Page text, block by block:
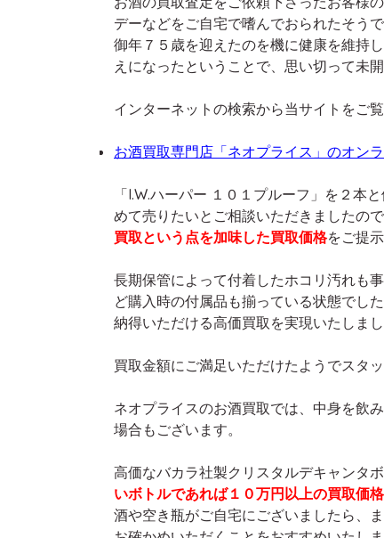
デーなどをご自宅で嗜んでおられたそう
御年７５歳を迎えたのを機に健康を維持
えになったということで、思い切って未
インターネットの検索から当サイトをご
お酒買取専門店「ネオプライス」のオン
「I.W.ハーパー １０１プルーフ」を２本
めて売りたいとご相談いただきましたの
買取という点を加味した買取価格をご提
長期保管によって付着したホコリ汚れも
ど購入時の付属品も揃っている状態でし
納得いただける高価買取を実現いたしまし
買取金額にご満足いただけたようでスタ
ネオプライスのお酒買取では、中身を飲
場合もございます。
高価なバカラ社製クリスタルデキャンタ
いボトルであれば１０万円以上の買取価
酒や空き瓶がご自宅にございましたら、